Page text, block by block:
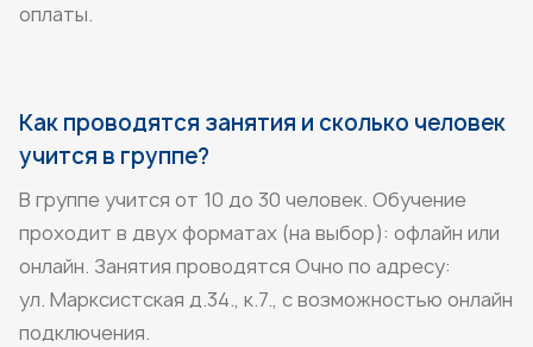
оплаты.
Как проводятся занятия и сколько человек
учится в группе?
В группе учится от 10 до 30 человек. Обучение
проходит в двух форматах (на выбор): офлайн или
онлайн. Занятия проводятся Очно по адресу:
ул. Марксистская д.34., к.7., с возможностью онлайн
подключения.